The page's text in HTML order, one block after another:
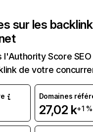
sur les
l'Authority Score
de votre
Domaines
27,02 k+1 %